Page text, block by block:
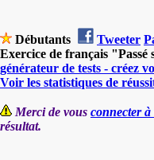
Débutants Tweeter
Exercice de français "Passé
générateur de tests - créez
Voir les statistiques de
Merci de vous connecter à
résultat.